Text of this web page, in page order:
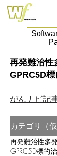
再発難治性
GPRC5D
カテゴリ（
再発難治性多
GPRC5D標的